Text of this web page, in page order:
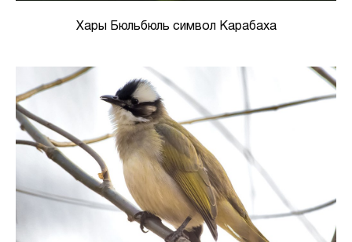
Хары Бюльбюль символ Карабаха